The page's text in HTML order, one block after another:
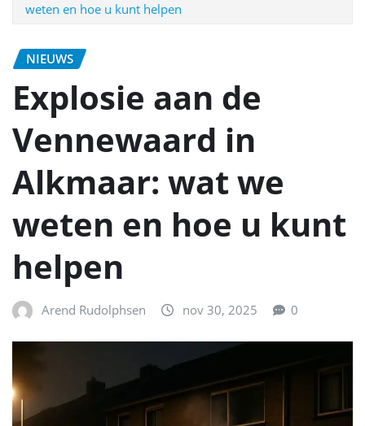
weten en hoe u kunt helpen
NIEUWS
Explosie aan de
Vennewaard in
Alkmaar: wat we
weten en hoe u kunt
helpen
Arend Rudolphsen nov 30, 2025 0